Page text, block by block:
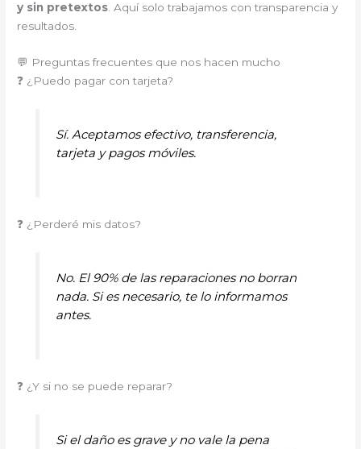
y sin pretextos . Aquí solo trabajamos con transparencia y
resultados.
💬 Preguntas frecuentes que nos hacen mucho
❓ ¿Puedo pagar con tarjeta?
Sí. Aceptamos efectivo, transferencia,
tarjeta y pagos móviles.
❓ ¿Perderé mis datos?
No. El 90% de las reparaciones no borran
nada. Si es necesario, te lo informamos
antes.
❓ ¿Y si no se puede reparar?
Si el daño es grave y no vale la pena